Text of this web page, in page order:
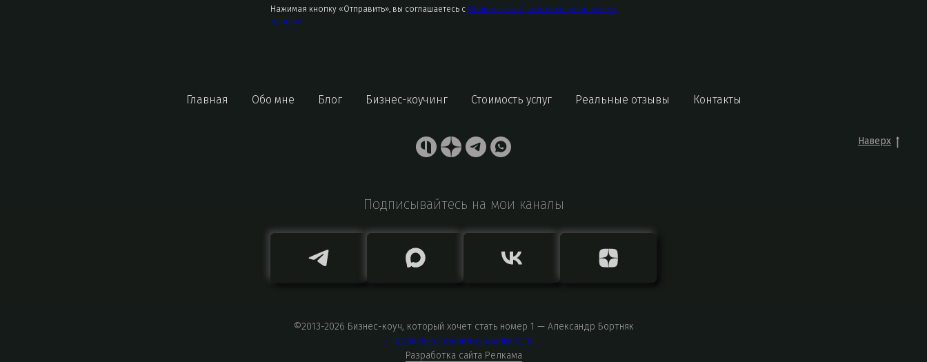
Нажимая кнопку «Отправить», вы соглашаетесь с Политикой обработки персональных
данных
Главная Обо мне Блог Бизнес-коучинг Стоимость услуг Реальные отзывы Контакты
Наверх
Подписывайтесь на мои каналы
©2013-2026 Бизнес-коуч, который хочет стать номер 1 — Александр Бортняк
Политика конфиденциальности
Разработка сайта Релкама